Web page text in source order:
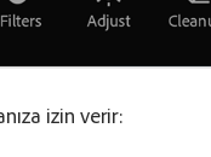
izin verir: